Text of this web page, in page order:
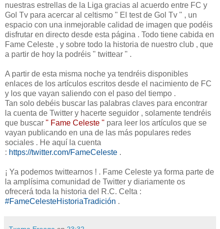
nuestras estrellas de la Liga gracias al acuerdo entre FC y
Gol Tv para acercar al celtismo " El test de Gol Tv " , un
espacio con una inmejorable calidad de imagen que podéis
disfrutar en directo desde esta página . Todo tiene cabida en
Fame Celeste , y sobre todo la historia de nuestro club , que
a partir de hoy la podréis " twittear " .
A partir de esta misma noche ya tendréis disponibles
enlaces de los artículos escritos desde el nacimiento de FC
y los que vayan saliendo con el paso del tiempo .
Tan solo debéis buscar las palabras claves para encontrar
la cuenta de Twitter y hacerte seguidor , solamente tendréis
que buscar " Fame Celeste " para leer los artículos que se
vayan publicando en una de las más populares redes
sociales . He aquí la cuenta
: https://twitter.com/FameCeleste .
¡ Ya podemos twittearnos ! . Fame Celeste ya forma parte de
la amplísima comunidad de Twitter y diariamente os
ofrecerá toda la historia del R.C. Celta :
#FameCelesteHistoriaTradición .